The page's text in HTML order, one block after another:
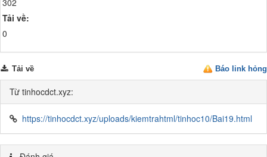
302
Tải về:
0
Báo link hỏng
Tải về
Từ tinhocdct.xyz:
https://tinhocdct.xyz/uploads/kiemtrahtml/tinhoc10/Bai19.html